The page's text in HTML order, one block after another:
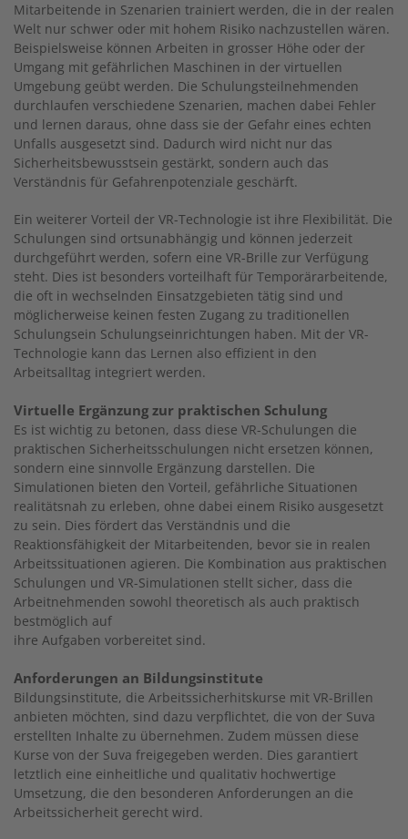
Mitarbeitende in Szenarien trainiert werden, die in der realen
Welt nur schwer oder mit hohem Risiko nachzustellen wären.
Beispielsweise können Arbeiten in grosser Höhe oder der
Umgang mit gefährlichen Maschinen in der virtuellen
Umgebung geübt werden. Die Schulungsteilnehmenden
durchlaufen verschiedene Szenarien, machen dabei Fehler
und lernen daraus, ohne dass sie der Gefahr eines echten
Unfalls ausgesetzt sind. Dadurch wird nicht nur das
Sicherheitsbewusstsein gestärkt, sondern auch das
Verständnis für Gefahrenpotenziale geschärft.
Ein weiterer Vorteil der VR-Technologie ist ihre Flexibilität. Die
Schulungen sind ortsunabhängig und können jederzeit
durchgeführt werden, sofern eine VR-Brille zur Verfügung
steht. Dies ist besonders vorteilhaft für Temporärarbeitende,
die oft in wechselnden Einsatzgebieten tätig sind und
möglicherweise keinen festen Zugang zu traditionellen
Schulungsein Schulungseinrichtungen haben. Mit der VR-
Technologie kann das Lernen also effizient in den
Arbeitsalltag integriert werden.
Virtuelle Ergänzung zur praktischen Schulung
Es ist wichtig zu betonen, dass diese VR-Schulungen die
praktischen Sicherheitsschulungen nicht ersetzen können,
sondern eine sinnvolle Ergänzung darstellen. Die
Simulationen bieten den Vorteil, gefährliche Situationen
realitätsnah zu erleben, ohne dabei einem Risiko ausgesetzt
zu sein. Dies fördert das Verständnis und die
Reaktionsfähigkeit der Mitarbeitenden, bevor sie in realen
Arbeitssituationen agieren. Die Kombination aus praktischen
Schulungen und VR-Simulationen stellt sicher, dass die
Arbeitnehmenden sowohl theoretisch als auch praktisch
bestmöglich auf
ihre Aufgaben vorbereitet sind.
Anforderungen an Bildungsinstitute
Bildungsinstitute, die Arbeitssicherhitskurse mit VR-Brillen
anbieten möchten, sind dazu verpflichtet, die von der Suva
erstellten Inhalte zu übernehmen. Zudem müssen diese
Kurse von der Suva freigegeben werden. Dies garantiert
letztlich eine einheitliche und qualitativ hochwertige
Umsetzung, die den besonderen Anforderungen an die
Arbeitssicherheit gerecht wird.